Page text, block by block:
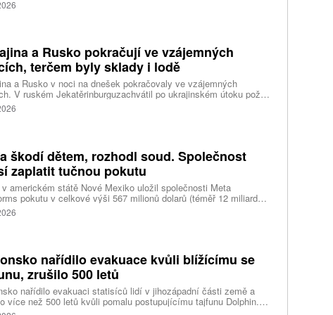
korun.
a Rusko pokračují ve vzájemných
terčem byly sklady i lodě
a Rusko v noci na dnešek pokračovaly ve vzájemných
V ruském Jekatěrinburguzachvátil po ukrajinském útoku požár
centrum ruského internetového prodejce Wildberries.
o tom informovala bez podrobností na síti Telegram.
škodí dětem, rozhodl soud. Společnost
zaplatit tučnou pokutu
americkém státě Nové Mexiko uložil společnosti Meta
pokutu v celkové výši 567 milionů dolarů (téměř 12 miliard
za újmu, kterou její platformy Facebook a Instagram působí
lidem. Firma musí změnit způsob ověřování věku.
nařídilo evakuace kvůli blížícímu se
zrušilo 500 letů
nařídilo evakuaci statisíců lidí v jihozápadní části země a
více než 500 letů kvůli pomalu postupujícímu tajfunu Dolphin.
meteorologů přinese tajfun do oblasti silný vítr, prudký déšť a